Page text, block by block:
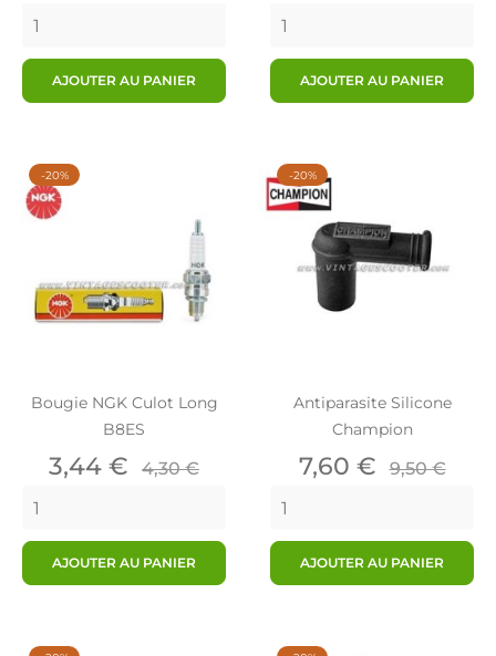
AJOUTER AU PANIER AJOUTER AU PANIER
Bougie NGK Culot Long
B8ES
Prix
3,44 € Prix
4,30 €
AJOUTER AU PANIER
-20%
Antiparasite Silicone
Champion
Prix
7,60 € Prix
9,50 €
AJOUTER AU PANIER
-20%